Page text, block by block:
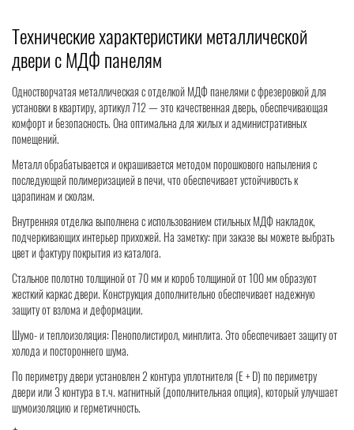
Технические характеристики металлической
двери с МДФ панелям
Одностворчатая металлическая с отделкой МДФ панелями с фрезеровкой для
установки в квартиру, артикул 712 — это качественная дверь, обеспечивающая
комфорт и безопасность. Она оптимальна для жилых и административных
помещений.
Металл обрабатывается и окрашивается методом порошкового напыления с
последующей полимеризацией в печи, что обеспечивает устойчивость к
царапинам и сколам.
Внутренняя отделка выполнена с использованием стильных МДФ накладок,
подчеркивающих интерьер прихожей. На заметку: при заказе вы можете выбрать
цвет и фактуру покрытия из каталога.
Стальное полотно толщиной от 70 мм и короб толщиной от 100 мм образуют
жесткий каркас двери. Конструкция дополнительно обеспечивает надежную
защиту от взлома и деформации.
Шумо- и теплоизоляция: Пенополистирол, минплита. Это обеспечивает защиту от
холода и постороннего шума.
По периметру двери установлен 2 контура уплотнителя (Е + D) по периметру
двери или 3 контура в т.ч. магнитный (дополнительная опция), который улучшает
шумоизоляцию и герметичность.